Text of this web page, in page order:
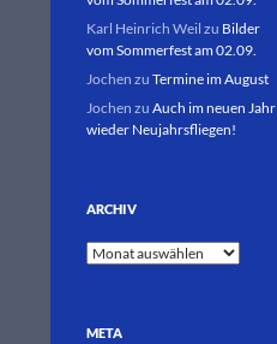
Karl Heinrich Weil zu Bilder
vom Sommerfest am 02.09.
Jochen zu Termine im August
Jochen zu Auch im neuen Jahr
wieder Neujahrsfliegen!
ARCHIV
Archiv
META